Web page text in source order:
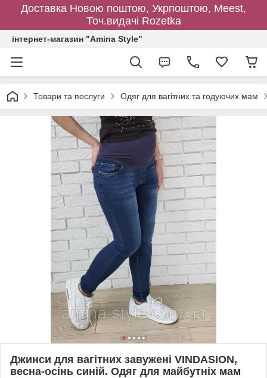
Доставка Новою поштою, Укрпоштою, Meest,
Точ.видачі Rozetka
інтернет-магазин "Amina Style"
Товари та послуги Одяг для вагітних та годуючих мам
Джинси для вагітних завужені VINDASION,
весна-осінь синій. Одяг для майбутніх мам